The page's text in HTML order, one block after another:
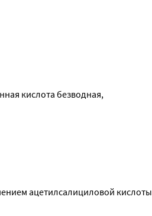
кислота безводная,
ацетилсалициловой кислоты